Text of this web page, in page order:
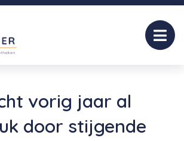
vorig jaar al
door stijgende